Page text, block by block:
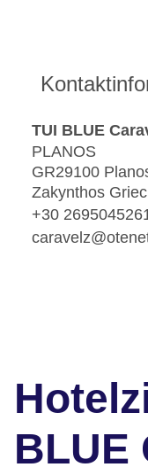
TUI BLUE
PLANOS
GR29100
Zakynthos
+30
BLUE